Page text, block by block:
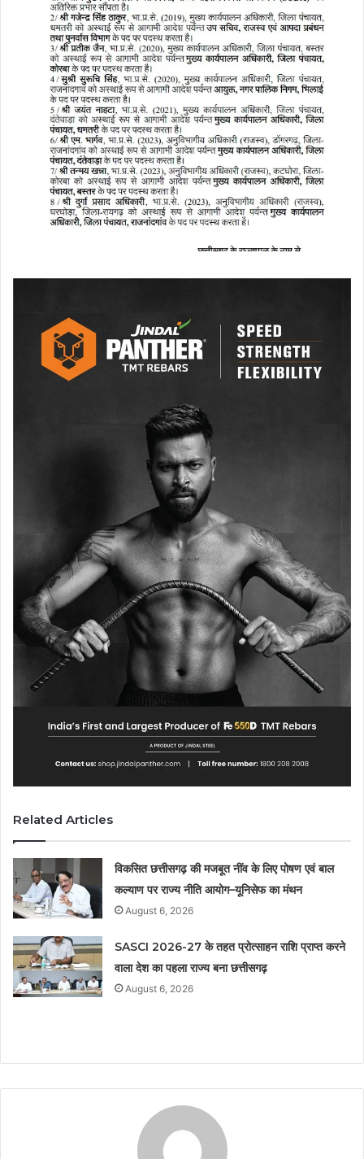
Related Articles
विकसित छत्तीसगढ़ की मजबूत नींव के लिए पोषण एवं बाल
कल्याण पर राज्य नीति आयोग–यूनिसेफ का मंथन
August 6, 2026
SASCI 2026-27 के तहत प्रोत्साहन राशि प्राप्त करने
वाला देश का पहला राज्य बना छत्तीसगढ़
August 6, 2026